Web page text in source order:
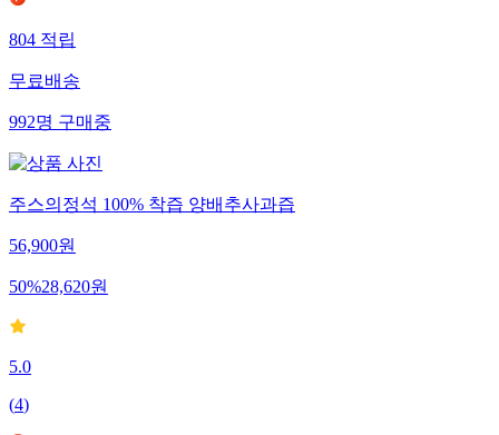
804적립
무료배송
992명구매중
주스의정석 100% 착즙 양배추사과즙
56,900원
50%28,620원
5.0
(4)